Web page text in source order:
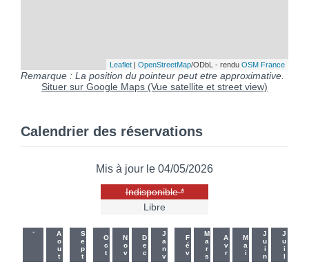
Leaflet OpenStreetMap/ODbL - rendu OSM France
Remarque : La position du pointeur peut etre approximative.
Situer sur Google Maps (Vue satellite et street view)
Calendrier des réservations
Mis à jour le 04/05/2026
Indisponible *
Libre
- Aout Sept Oct Nov Dec Janv Fév Mars Avr Mai Juin Juil